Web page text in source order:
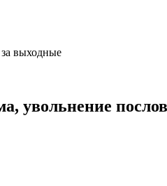
выходные
увольнение